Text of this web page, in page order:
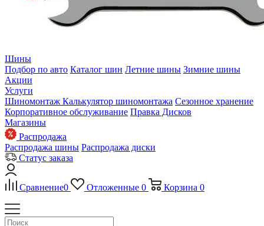
Шины
Подбор по авто Каталог шин Летние шины Зимние шины
Акции
Услуги
Шиномонтаж Калькулятор шиномонтажа Сезонное хранение
Корпоративное обслуживание Правка Дисков
Магазины
Распродажа
Распродажа шины Распродажа диски
Статус заказа
Сравнение0 Отложенные 0 Корзина 0